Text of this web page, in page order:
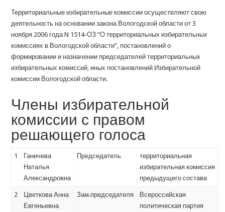
Территориальные избирательные комиссии осуществляют свою
деятельность на основании закона Вологодской области от 3
ноября 2006 года N 1514-ОЗ “О территориальных избирательных
комиссиях в Вологодской области”, постановлений о
формировании и назначении председателей территориальных
избирательных комиссий, иных постановлений Избирательной
комиссии Вологодской области.
Члены избирательной
комиссии с правом
решающего голоса
1
Ганичева
Наталья
Александровна
Председатель
территориальная
избирательная комиссия
предыдущего состава
2
Цветкова Анна
Евгеньевна
Зам.председателя
Всероссийская
политическая партия